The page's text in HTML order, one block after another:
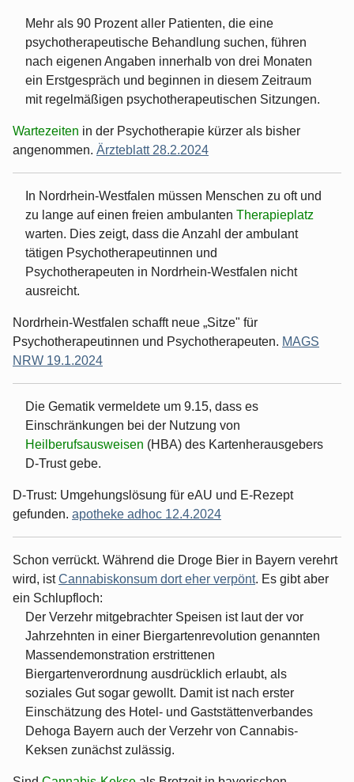
Mehr als 90 Prozent aller Patienten, die eine
psychotherapeutische Behandlung suchen, führen
nach eigenen Angaben innerhalb von drei Monaten
ein Erstgespräch und beginnen in diesem Zeitraum
mit regelmäßigen psychotherapeutischen Sitzungen.
Wartezeiten in der Psychotherapie kürzer als bisher
angenommen. Ärzteblatt 28.2.2024
In Nordrhein-Westfalen müssen Menschen zu oft und
zu lange auf einen freien ambulanten Therapieplatz
warten. Dies zeigt, dass die Anzahl der ambulant
tätigen Psychotherapeutinnen und
Psychotherapeuten in Nordrhein-Westfalen nicht
ausreicht.
Nordrhein-Westfalen schafft neue „Sitze" für
Psychotherapeutinnen und Psychotherapeuten. MAGS
NRW 19.1.2024
Die Gematik vermeldete um 9.15, dass es
Einschränkungen bei der Nutzung von
Heilberufsausweisen (HBA) des Kartenherausgebers
D-Trust gebe.
D-Trust: Umgehungslösung für eAU und E-Rezept
gefunden. apotheke adhoc 12.4.2024
Schon verrückt. Während die Droge Bier in Bayern verehrt
wird, istCannabiskonsum dort eher verpönt. Es gibt aber
ein Schlupfloch:
Der Verzehr mitgebrachter Speisen ist laut der vor
Jahrzehnten in einer Biergartenrevolution genannten
Massendemonstration erstrittenen
Biergartenverordnung ausdrücklich erlaubt, als
soziales Gut sogar gewollt. Damit ist nach erster
Einschätzung des Hotel- und Gaststättenverbandes
Dehoga Bayern auch der Verzehr von Cannabis-
Keksen zunächst zulässig.